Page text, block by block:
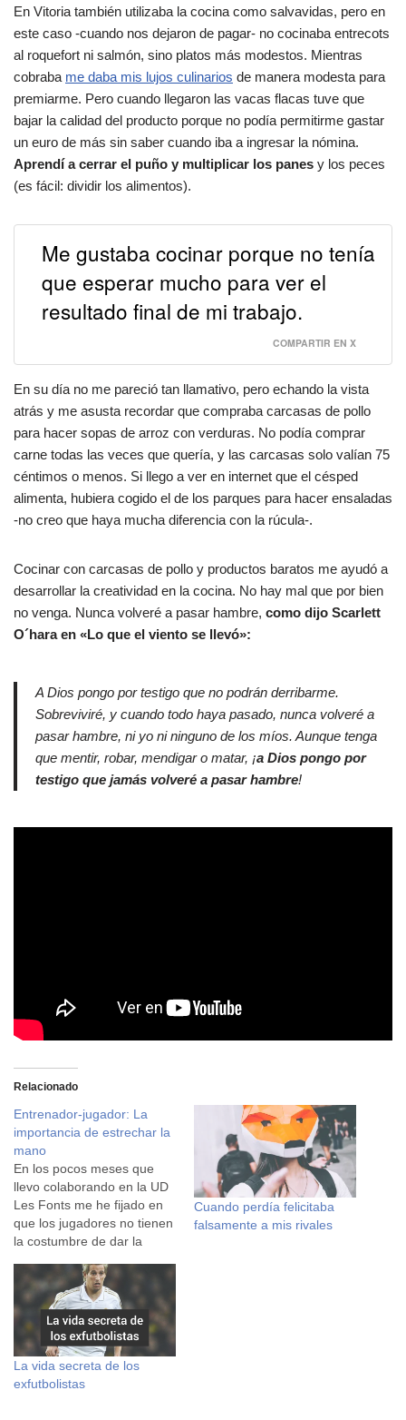
En Vitoria también utilizaba la cocina como salvavidas, pero en
este caso -cuando nos dejaron de pagar- no cocinaba entrecots
al roquefort ni salmón, sino platos más modestos. Mientras
cobraba me daba mis lujos culinarios de manera modesta para
premiarme. Pero cuando llegaron las vacas flacas tuve que
bajar la calidad del producto porque no podía permitirme gastar
un euro de más sin saber cuando iba a ingresar la nómina.
Aprendí a cerrar el puño y multiplicar los panes y los peces
(es fácil: dividir los alimentos).
Me gustaba cocinar porque no tenía
que esperar mucho para ver el
resultado final de mi trabajo.
COMPARTIR EN X
En su día no me pareció tan llamativo, pero echando la vista
atrás y me asusta recordar que compraba carcasas de pollo
para hacer sopas de arroz con verduras. No podía comprar
carne todas las veces que quería, y las carcasas solo valían 75
céntimos o menos. Si llego a ver en internet que el césped
alimenta, hubiera cogido el de los parques para hacer ensaladas
-no creo que haya mucha diferencia con la rúcula-.
Cocinar con carcasas de pollo y productos baratos me ayudó a
desarrollar la creatividad en la cocina. No hay mal que por bien
no venga. Nunca volveré a pasar hambre, como dijo Scarlett
O´hara en «Lo que el viento se llevó»:
A Dios pongo por testigo que no podrán derribarme.
Sobreviviré, y cuando todo haya pasado, nunca volveré a
pasar hambre, ni yo ni ninguno de los míos. Aunque tenga
que mentir, robar, mendigar o matar, ¡a Dios pongo por
testigo que jamás volveré a pasar hambre!
Relacionado
Entrenador-jugador: La
importancia de estrechar la
mano
En los pocos meses que
llevo colaborando en la UD
Les Fonts me he fijado en
que los jugadores no tienen
la costumbre de dar la
canteras de clubes
profesionales es
prácticamente obligatorio, y
creo que debería serlo en
todos los equipos. No es
lo…
Cuando perdía felicitaba
falsamente a mis rivales
La vida secreta de los
exfutbolistas